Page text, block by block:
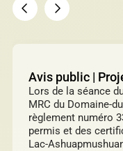
Villégiature
Vente pour
Avis public |
Lors de la séance
MRC du Domaine-
règlement numéro
permis et des
Lac-